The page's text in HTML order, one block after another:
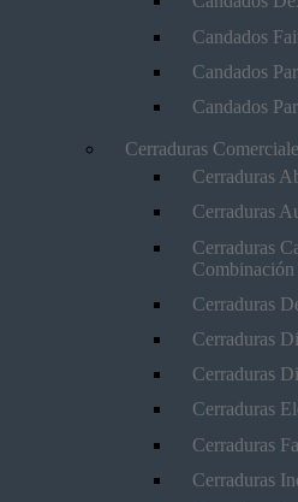
Candados
Candados
Candados
Cerraduras
Cerraduras
Cerraduras
Cerraduras
Combinación
Cerraduras
Cerraduras
Cerraduras
Cerraduras
Cerraduras
Cerraduras